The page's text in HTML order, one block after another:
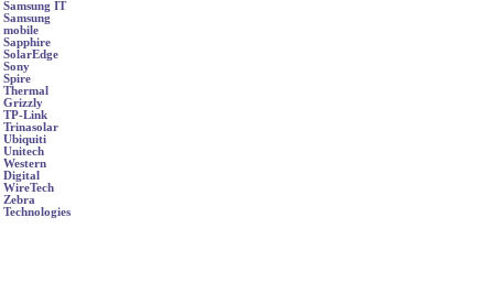
Samsung IT
Samsung
mobile
Sapphire
SolarEdge
Sony
Spire
Thermal
Grizzly
TP-Link
Trinasolar
Ubiquiti
Unitech
Western
Digital
WireTech
Zebra
Technologies